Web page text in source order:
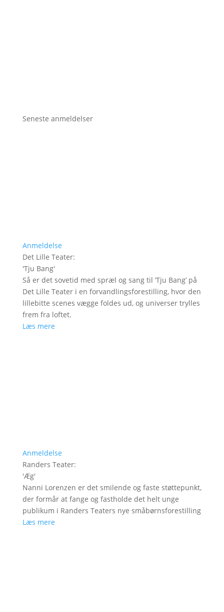
Seneste anmeldelser
Anmeldelse
Det Lille Teater:
'Tju Bang'
Så er det sovetid med spræl og sang til ’Tju Bang’ på
Det Lille Teater i en forvandlingsforestilling, hvor den
lillebitte scenes vægge foldes ud, og universer trylles
frem fra loftet.
Læs mere
Anmeldelse
Randers Teater:
'Æg'
Nanni Lorenzen er det smilende og faste støttepunkt,
der formår at fange og fastholde det helt unge
publikum i Randers Teaters nye småbørnsforestilling
Læs mere